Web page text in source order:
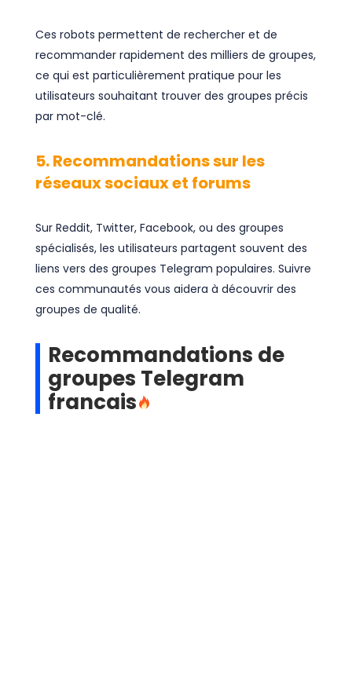
Ces robots permettent de rechercher et de
recommander rapidement des milliers de groupes,
ce qui est particulièrement pratique pour les
utilisateurs souhaitant trouver des groupes précis
par mot-clé.
5. Recommandations sur les
réseaux sociaux et forums
Sur Reddit, Twitter, Facebook, ou des groupes
spécialisés, les utilisateurs partagent souvent des
liens vers des groupes Telegram populaires. Suivre
ces communautés vous aidera à découvrir des
groupes de qualité.
Recommandations de
groupes Telegram
francais